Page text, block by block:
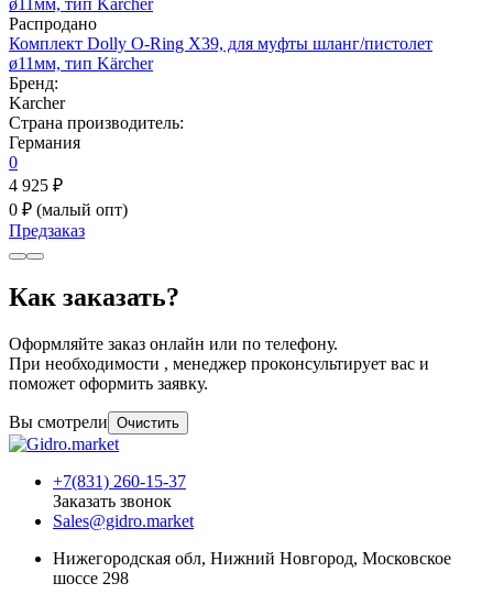
Распродано
Комплект Dolly O-Ring X39, для муфты шланг/пистолет
ø11мм, тип Kärcher
Бренд:
Karcher
Страна производитель:
Германия
0
4 925 ₽
0 ₽ (малый опт)
Предзаказ
Как заказать?
Оформляйте заказ онлайн или по телефону.
При необходимости , менеджер проконсультирует вас и
поможет оформить заявку.
Вы смотрели Очистить
+7(831) 260-15-37
Заказать звонок
Sales@gidro.market
Нижегородская обл, Нижний Новгород, Московское
шоссе 298